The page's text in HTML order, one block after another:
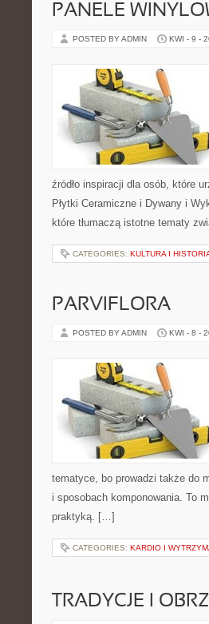
PANELE
POSTED BY ADMIN KWI - 9 -
źródło inspiracji dla osób, które
Płytki Ceramiczne i Dywany i
które tłumaczą istotne tematy
CATEGORIES: KULTURA I
PARVIFLORA
POSTED BY ADMIN KWI - 8 -
tematyce, bo prowadzi także do
i sposobach komponowania. To
praktyką. […]
CATEGORIES: KARDIO I
TRADYCJE I